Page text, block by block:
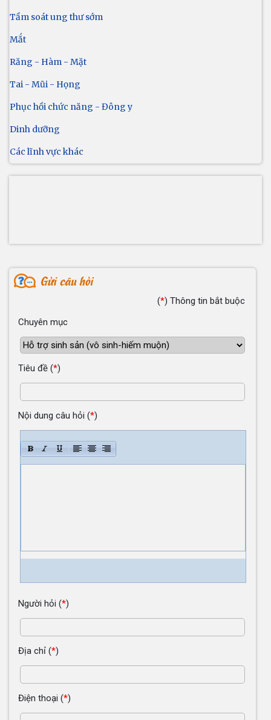
Tầm soát ung thư sớm
Mắt
Răng - Hàm - Mặt
Tai - Mũi - Họng
Phục hồi chức năng - Đông y
Dinh dưỡng
Các lĩnh vực khác
(*) Thông tin bắt buộc
Chuyên mục
Tiêu đề (*)
Nội dung câu hỏi (*)
Người hỏi (*)
Địa chỉ (*)
Điện thoại (*)